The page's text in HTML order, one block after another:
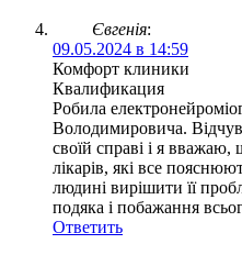
Євгенія:
09.05.2024 в 14:59
Комфорт клиники
Квалификация
Робила
Володимировича.
своїй справі і я
лікарів, які все
людині вирішити її
подяка і побажання
Ответить